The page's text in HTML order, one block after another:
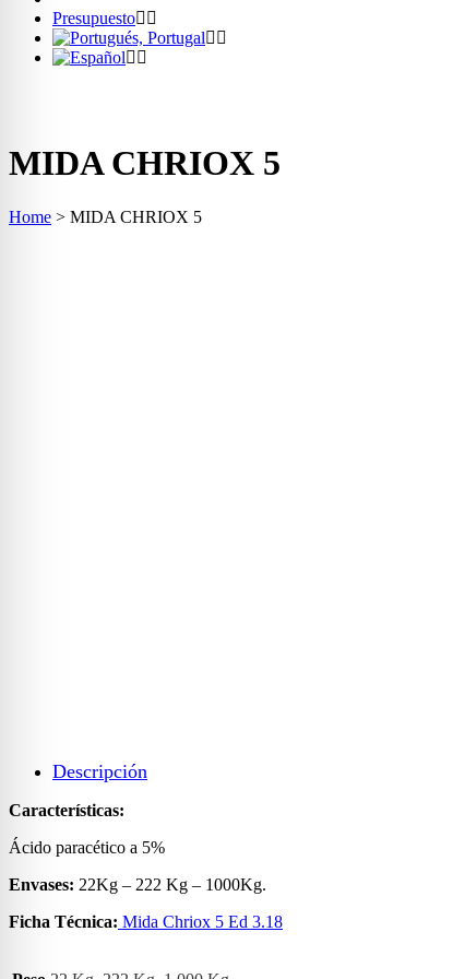
Presupuesto
MIDA CHRIOX 5
Home > MIDA CHRIOX 5
Descripción
Características:
Ácido paracético a 5%
Envases: 22Kg – 222 Kg – 1000Kg.
Ficha Técnica: Mida Chriox 5 Ed 3.18